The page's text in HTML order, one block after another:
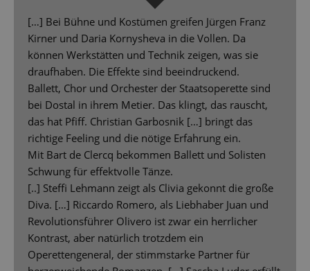
[…] Bei Bühne und Kostümen greifen Jürgen Franz
Kirner und Daria Kornysheva in die Vollen. Da
können Werkstätten und Technik zeigen, was sie
draufhaben. Die Effekte sind beeindruckend.
Ballett, Chor und Orchester der Staatsoperette sind
bei Dostal in ihrem Metier. Das klingt, das rauscht,
das hat Pfiff. Christian Garbosnik […] bringt das
richtige Feeling und die nötige Erfahrung ein.
Mit Bart de Clercq bekommen Ballett und Solisten
Schwung für effektvolle Tänze.
[..] Steffi Lehmann zeigt als Clivia gekonnt die große
Diva. […] Riccardo Romero, als Liebhaber Juan und
Revolutionsführer Olivero ist zwar ein herrlicher
Kontrast, aber natürlich trotzdem ein
Operettengeneral, der stimmstarke Partner für